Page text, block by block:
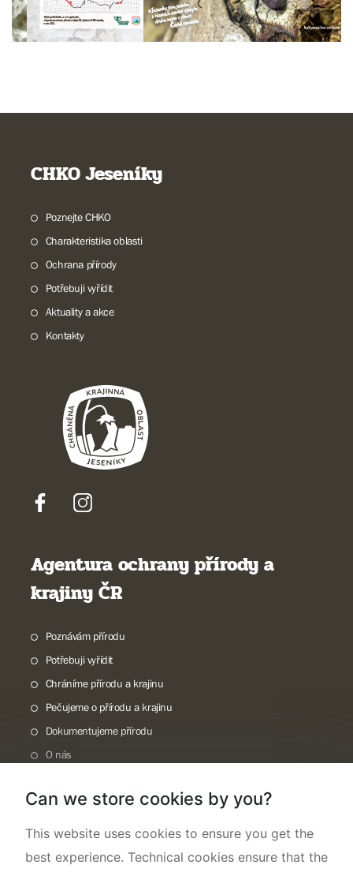
CHKO Jeseníky
Poznejte CHKO
Charakteristika oblasti
Ochrana přírody
Potřebuji vyřídit
Aktuality a akce
Kontakty
Agentura ochrany přírody a
krajiny ČR
Poznávám přírodu
Potřebuji vyřídit
Chráníme přírodu a krajinu
Pečujeme o přírodu a krajinu
Dokumentujeme přírodu
O nás
Can we store cookies by you?
This website uses cookies to ensure you get the
best experience. Technical cookies ensure that the